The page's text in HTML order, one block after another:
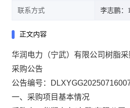
联系方式 李志鹏：
正文内容
华润电力（宁武）有限公司树脂
采购公告
公告编号：
一、采购项目基本情况